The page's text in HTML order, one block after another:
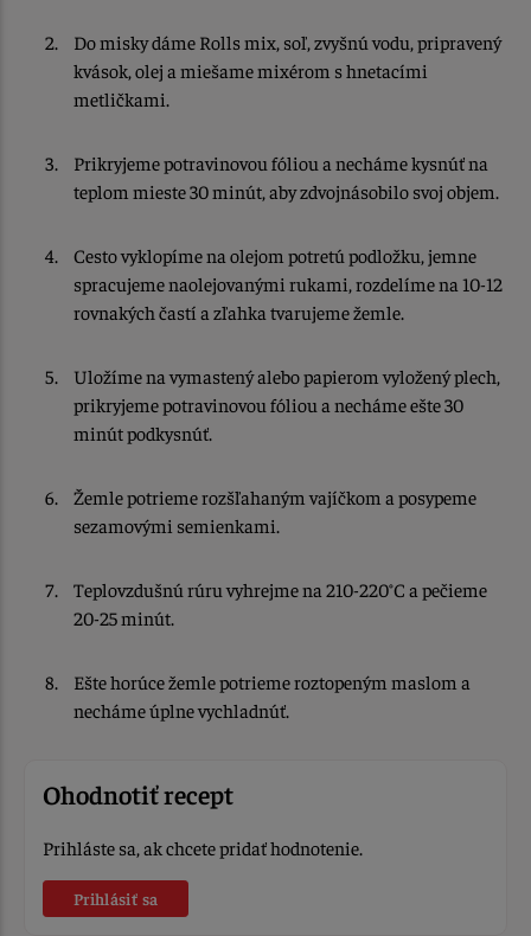
Do misky dáme Rolls mix, soľ, zvyšnú vodu, pripravený
kvások, olej a miešame mixérom s hnetacími
metličkami.
Prikryjeme potravinovou fóliou a necháme kysnúť na
teplom mieste 30 minút, aby zdvojnásobilo svoj objem.
Cesto vyklopíme na olejom potretú podložku, jemne
spracujeme naolejovanými rukami, rozdelíme na 10-12
rovnakých častí a zľahka tvarujeme žemle.
Uložíme na vymastený alebo papierom vyložený plech,
prikryjeme potravinovou fóliou a necháme ešte 30
minút podkysnúť.
Žemle potrieme rozšľahaným vajíčkom a posypeme
sezamovými semienkami.
Teplovzdušnú rúru vyhrejme na 210-220°C a pečieme
20-25 minút.
Ešte horúce žemle potrieme roztopeným maslom a
necháme úplne vychladnúť.
Ohodnotiť recept
Prihláste sa, ak chcete pridať hodnotenie.
Prihlásiť sa